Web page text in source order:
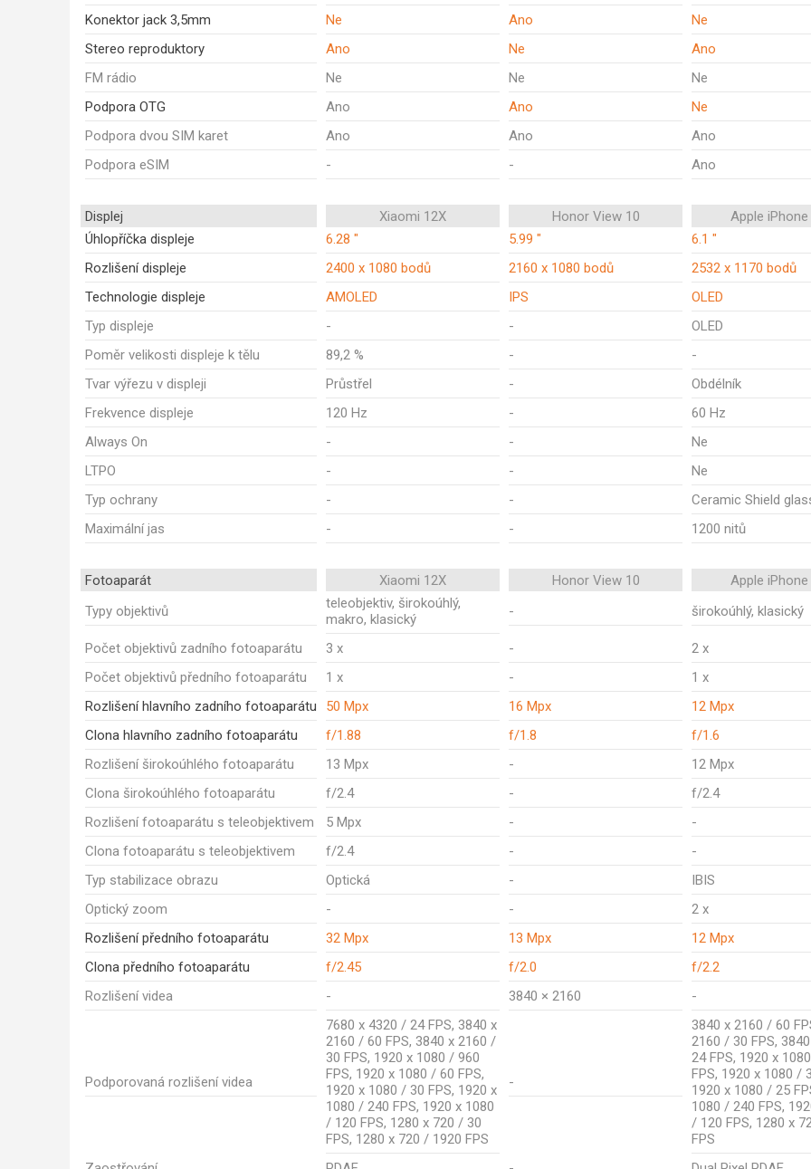
Konektor jack 3,5mm
Ne Ano
Ne
Stereo reproduktory
Ano Ne
Ano
FM rádio
Ne Ne
Ne
Podpora OTG
Ano Ano
Ne
Podpora dvou SIM karet
Ano Ano
Ano
Podpora eSIM
- - Ano
Displej Xiaomi 12X Honor View 10
Apple
Úhlopříčka displeje
6.28 " 5.99 "
6.1 "
Rozlišení displeje
2400 x 1080 bodů 2160 x 1080 bodů
2532 x 1170 bodů
Technologie displeje
AMOLED IPS
OLED
Typ displeje
- -
OLED
Poměr velikosti displeje k tělu
89,2 % -
-
Tvar výřezu v displeji
Průstřel -
Obdélník
Frekvence displeje
120 Hz -
60 Hz
Always On
- -
Ne
LTPO
- -
Ne
Typ ochrany
- -
Ceramic Shield
Maximální jas
- - 1200 nitů
Fotoaparát Xiaomi 12X Honor View 10
Apple
Typy objektivů
teleobjektiv, širokoúhlý,
makro, klasický
- širokoúhlý, klasický
Počet objektivů zadního fotoaparátu 3 x -
2 x
Počet objektivů předního fotoaparátu
1 x -
1 x
Rozlišení hlavního zadního fotoaparátu
50 Mpx 16 Mpx
12 Mpx
Clona hlavního zadního fotoaparátu
f/1.88 f/1.8
f/1.6
Rozlišení širokoúhlého fotoaparátu
13 Mpx -
12 Mpx
Clona širokoúhlého fotoaparátu
f/2.4 -
f/2.4
Rozlišení fotoaparátu s teleobjektivem
5 Mpx -
-
Clona fotoaparátu s teleobjektivem
f/2.4 -
-
Typ stabilizace obrazu
Optická -
IBIS
Optický zoom
- -
2 x
Rozlišení předního fotoaparátu
32 Mpx 13 Mpx
12 Mpx
Clona předního fotoaparátu
f/2.45 f/2.0
f/2.2
Rozlišení videa
- 3840 × 2160 -
Podporovaná rozlišení videa
7680 x 4320 / 24 FPS, 3840 x
2160 / 60 FPS, 3840 x 2160 /
30 FPS, 1920 x 1080 / 960
FPS, 1920 x 1080 / 60 FPS,
1920 x 1080 / 30 FPS, 1920 x
1080 / 240 FPS, 1920 x 1080
/ 120 FPS, 1280 x 720 / 30
FPS, 1280 x 720 / 1920 FPS
-
3840 x 2160 / 60
2160 / 30 FPS,
24 FPS, 1920 x
FPS, 1920 x 1080 /
1920 x 1080 / 25
1080 / 240 FPS,
/ 120 FPS, 1280 x
FPS